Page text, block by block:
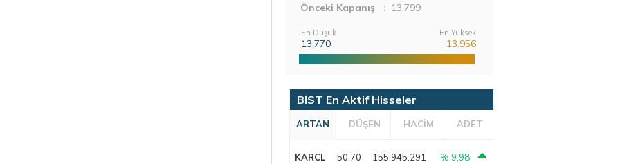
Önceki Kapanış
: 13.799
En Düşük
13.770
En Yüksek
13.956
BIST En Aktif Hisseler
ARTAN DÜŞEN HACİM ADET
KARCL 50,70 155.945.291 % 9,98